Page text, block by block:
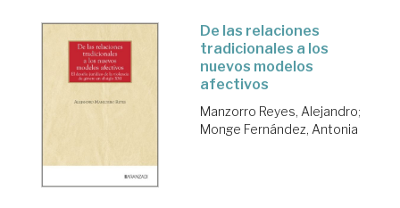
De las relaciones
tradicionales a los
nuevos modelos
afectivos
Manzorro Reyes, Alejandro;
Monge Fernández, Antonia